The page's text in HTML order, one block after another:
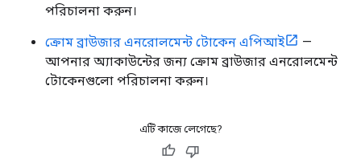
পরিচালনা করুন।
ক্রোম ব্রাউজার এনরোলমেন্ট টোকেন এপিআই
—
আপনার অ্যাকাউন্টের জন্য ক্রোম ব্রাউজার এনরোলমেন্ট
টোকেনগুলো পরিচালনা করুন।
এটি কাজে লেগেছে?